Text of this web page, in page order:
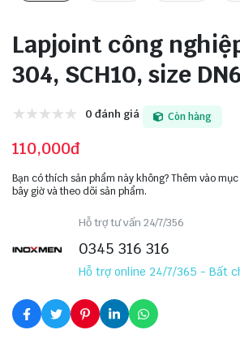
Lapjoint công
304, SCH10, size
0 đánh giá Còn hàng
110,000đ
Bạn có thích sản phẩm này không? Thêm vào
bây giờ và theo dõi sản phẩm.
Hỗ trợ tư vấn 24/7/356
0345 316 316
Hỗ trợ online 24/7/365 - Bất